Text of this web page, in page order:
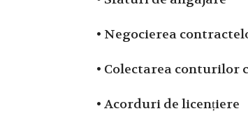
• Negocierea
• Colectarea conturilor
• Acorduri de licențiere